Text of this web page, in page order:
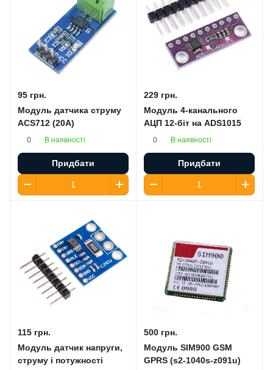
95 грн.
Модуль датчика струму
ACS712 (20A)
0 В наявності
Придбати
229 грн.
Модуль 4-канального
АЦП 12-біт на ADS1015
0 В наявності
Придбати
115 грн.
Модуль датчик напруги,
струму і потужності
500 грн.
Модуль SIM900 GSM
GPRS (s2-1040s-z091u)